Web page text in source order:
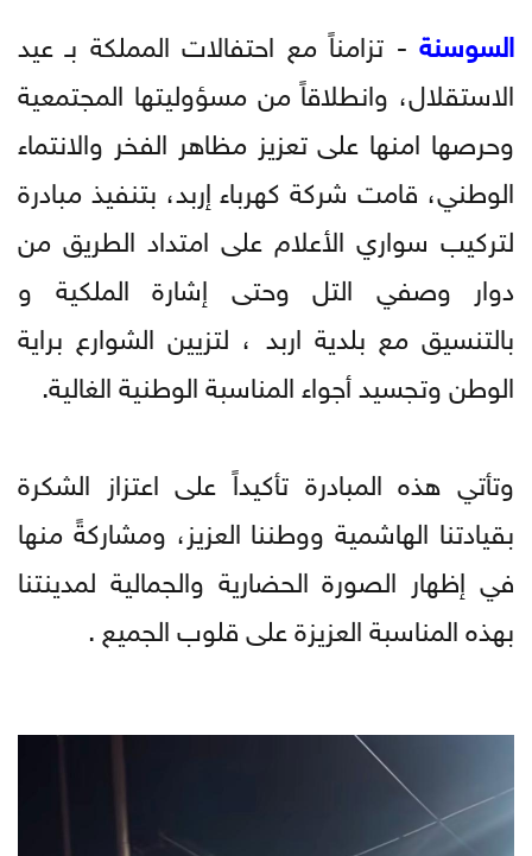
السوسنة - تزامناً مع احتفالات المملكة بـ عيد
الاستقلال، وانطلاقاً من مسؤوليتها المجتمعية
وحرصها lمنها على تعزيز مظاهر الفخر والانتماء
الوطني، قامت شركة كهرباء إربد، بتنفيذ مبادرة
لتركيب سواري الأعلام على امتداد الطريق من
دوار وصفي التل وحتى إشارة الملكية و
بالتنسيق مع بلدية اربد ، لتزيين الشوارع براية
الوطن وتجسيد أجواء المناسبة الوطنية الغالية.
وتأتي هذه المبادرة تأكيداً على اعتزاز الشكرة
بقيادتنا الهاشمية ووطننا العزيز، ومشاركةً منها
في إظهار الصورة الحضارية والجمالية لمدينتنا
بهذه المناسبة العزيزة على قلوب الجميع .